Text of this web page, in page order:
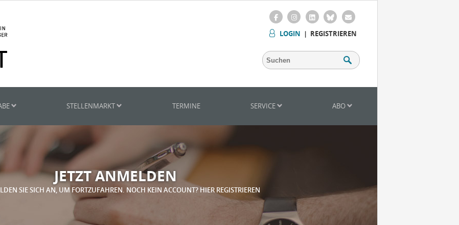
LOGIN | REGISTRIEREN
STELLENMARKT TERMINE SERVICE ABO
JETZT ANMELDEN
SIE SICH AN, UM FORTZUFAHREN. NOCH KEIN ACCOUNT? HIER REGISTRIEREN